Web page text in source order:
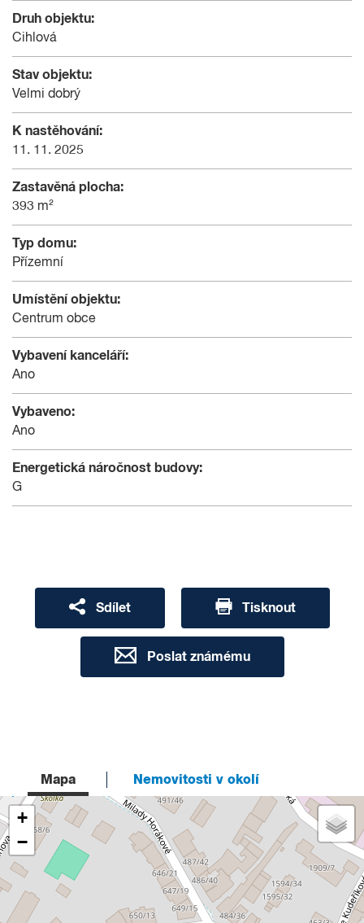
Druh objektu:
Cihlová
Stav objektu:
Velmi dobrý
K nastěhování:
11. 11. 2025
Zastavěná plocha:
393 m²
Typ domu:
Přízemní
Umístění objektu:
Centrum obce
Vybavení kanceláří:
Ano
Vybaveno:
Ano
Energetická náročnost budovy:
G
Sdílet Tisknout
Poslat známému
Mapa Nemovitosti v okolí
+
−